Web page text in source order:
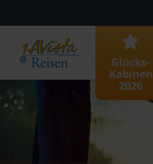
Glücks-
Kabinen
2026